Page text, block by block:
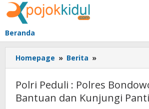
Lewati
ke
konten
Beranda
Homepage » Berita »
Peduli
Polres
Bondowoso
Polri Peduli : Polres
Bantuan dan Kunjungi